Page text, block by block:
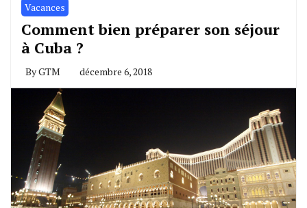
Vacances
Comment bien préparer son séjour
à Cuba ?
ByGTM décembre 6, 2018